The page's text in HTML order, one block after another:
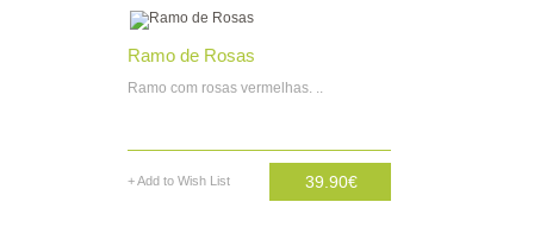
Ramo de Rosas
Ramo com rosas vermelhas. ..
+ Add to Wish List 39.90€